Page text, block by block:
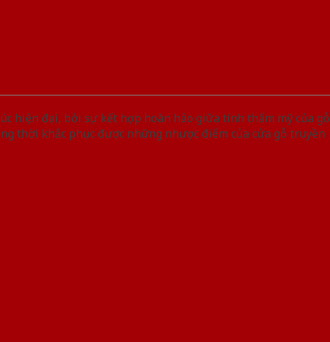
hiện đại, bởi sự kết hợp hoàn hảo giữa tính thẩm mỹ của gỗ
thời khắc phục được những nhược điểm của cửa gỗ truyền